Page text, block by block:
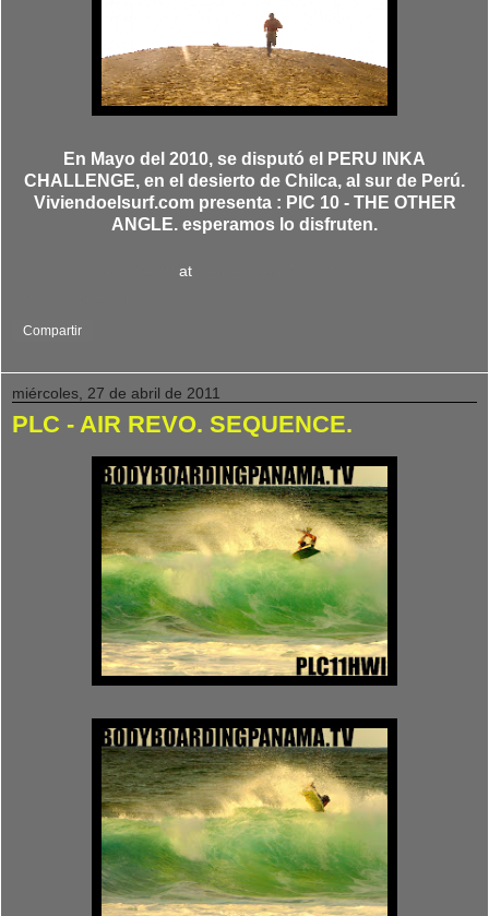
En Mayo del 2010, se disputó el PERU INKA
CHALLENGE, en el desierto de Chilca, al sur de Perú.
Viviendoelsurf.com presenta : PIC 10 - THE OTHER
ANGLE. esperamos lo disfruten.
at
Compartir
miércoles, 27 de abril de 2011
PLC - AIR REVO. SEQUENCE.